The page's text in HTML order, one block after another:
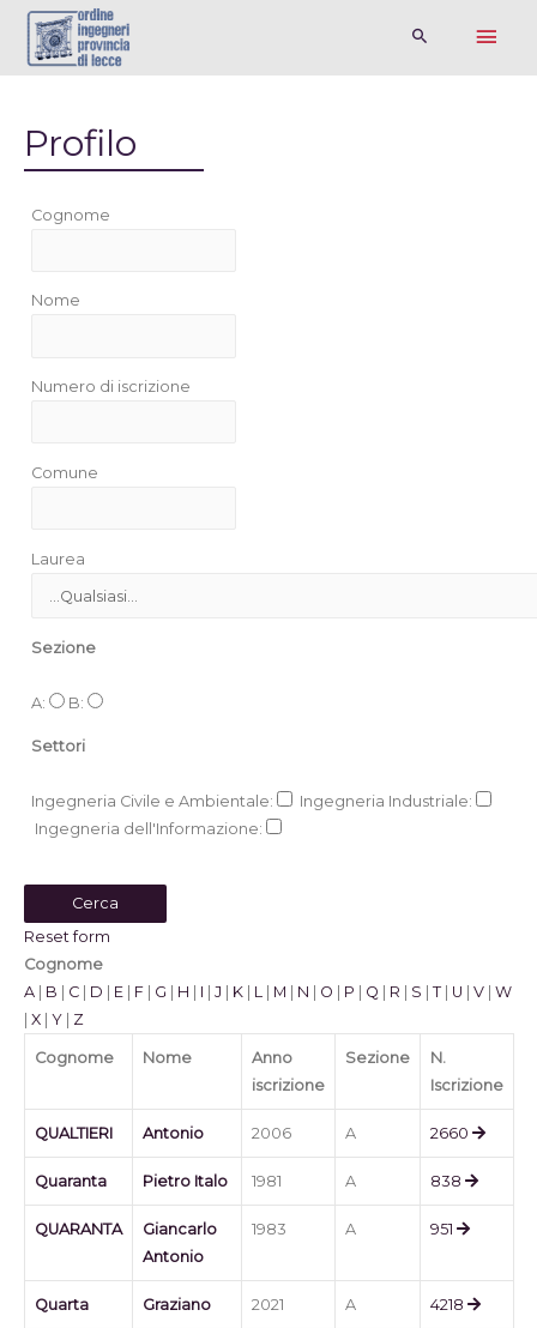
Profilo
Cognome
Nome
Numero di iscrizione
Comune
Laurea
Sezione
A: B:
Settori
Ingegneria Civile e Ambientale:
Ingegneria Industriale:
Ingegneria dell'Informazione:
Reset form
Cognome
A
B C D E F G H I J K L M N O P Q R S T U V W
X Y Z
Cognome Nome
Anno
iscrizione
Sezione
N.
Iscrizione
QUALTIERI Antonio 2006 A 2660
Quaranta Pietro Italo 1981 A 838
QUARANTA
Giancarlo
Antonio
1983 A 951
Quarta Graziano 2021 A 4218